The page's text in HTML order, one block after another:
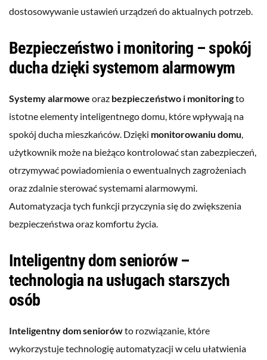
dostosowywanie ustawień urządzeń do aktualnych potrzeb.
Bezpieczeństwo i monitoring – spokój
ducha dzięki systemom alarmowym
Systemy alarmowe oraz bezpieczeństwo i monitoringto
istotne elementy inteligentnego domu, które wpływają na
spokój ducha mieszkańców. Dzięki monitorowaniu domu,
użytkownik może na bieżąco kontrolować stan zabezpieczeń,
otrzymywać powiadomienia o ewentualnych zagrożeniach
oraz zdalnie sterować systemami alarmowymi.
Automatyzacja tych funkcji przyczynia się do zwiększenia
bezpieczeństwa oraz komfortu życia.
Inteligentny dom seniorów –
technologia na usługach starszych
osób
Inteligentny dom seniorówto rozwiązanie, które
wykorzystuje technologię automatyzacji w celu ułatwienia